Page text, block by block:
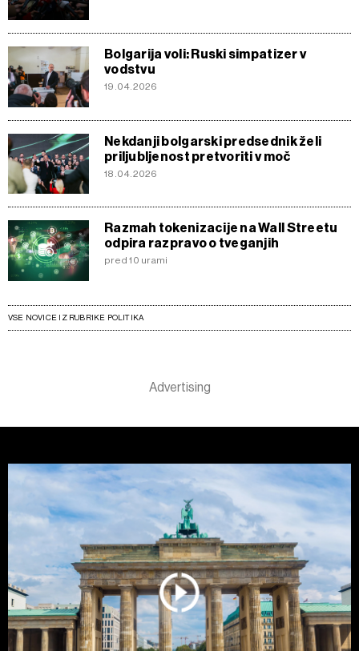
Bolgarija voli: Ruski simpatizer v
vodstvu
19.04.2026
Nekdanji bolgarski predsednik želi
priljubljenost pretvoriti v moč
18.04.2026
Razmah tokenizacije na Wall Streetu
odpira razpravo o tveganjih
pred 10 urami
VSE NOVICE IZ RUBRIKE POLITIKA